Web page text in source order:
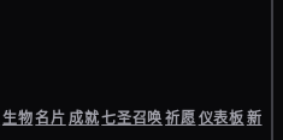
生物名片成就七圣召唤祈愿仪表板新